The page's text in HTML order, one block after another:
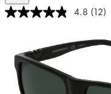
4.8 (12)